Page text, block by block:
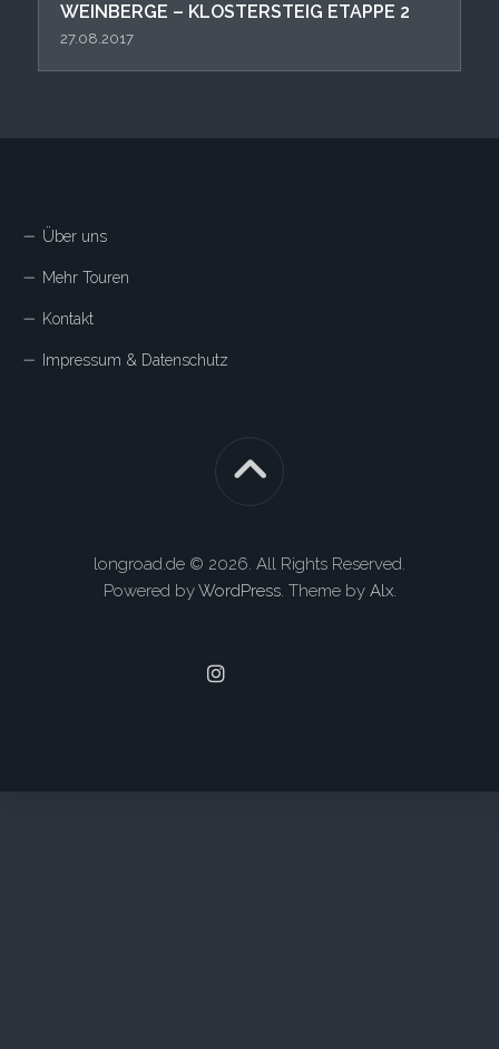
WEINBERGE – KLOSTERSTEIG ETAPPE 2
27.08.2017
Über uns
Mehr Touren
Kontakt
Impressum & Datenschutz
longroad.de © 2026. All Rights Reserved.
Powered byWordPress. Theme by Alx.